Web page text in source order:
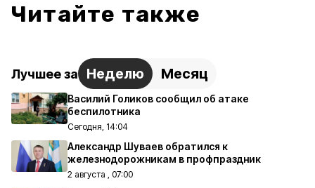
Читайте также
Лучшее за Неделю Месяц
Василий Голиков сообщил об атаке
беспилотника
Сегодня, 14:04
Александр Шуваев обратился к
железнодорожникам в профпраздник
2 августа , 07:00